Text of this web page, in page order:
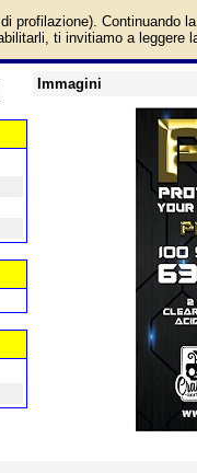
Prodotto da Cranio
Immagini
profilazione). Continuando
ti invitiamo a leggere